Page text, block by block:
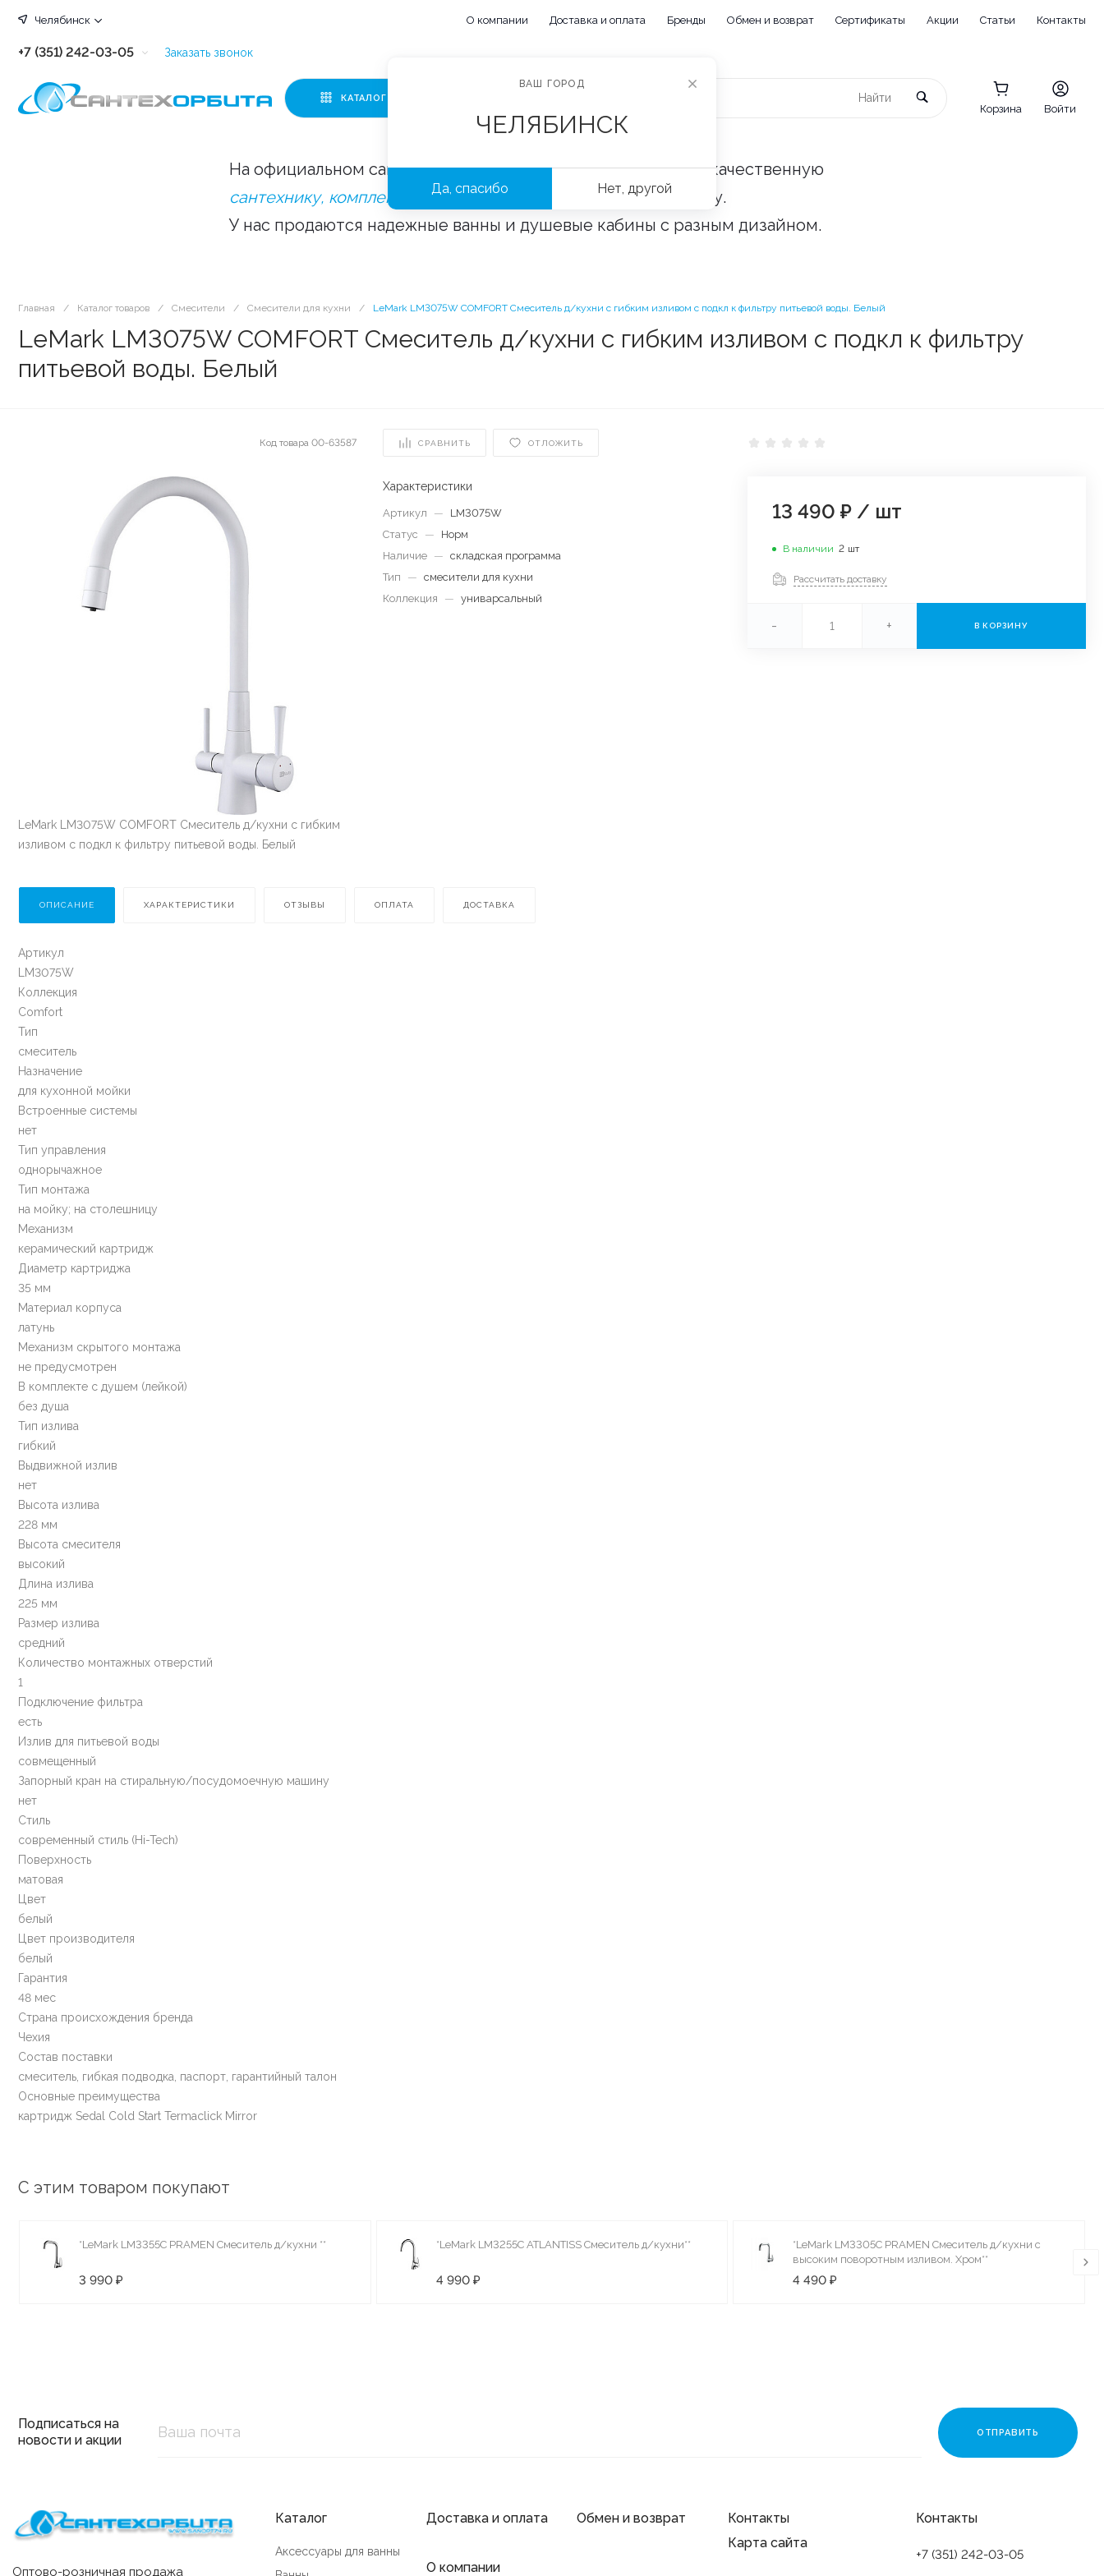
Челябинск О компании Доставка и оплата Бренды Обмен и возврат Сертификаты Акции Статьи Контакты
+7 (351) 242-03-05
+7 (351) 242-03-63
Заказать звонок
КАТАЛОГ
Корзина Войти
На официальном сайте «Сантехорбита» вы можете купить качественную
сантехнику, комплектующие и аксессуары
оптом и в розницу.
У нас продаются надежные ванны и душевые кабины с разным дизайном.
Главная / Каталог товаров / Смесители / Смесители для кухни / LeMark LM3075W COMFORT Смеситель д/кухни с гибким изливом с подкл к фильтру питьевой воды. Белый
LeMark LM3075W COMFORT Смеситель д/кухни с гибким изливом с подкл к фильтру
питьевой воды. Белый
Код товара 00-63587 СРАВНИТЬ ОТЛОЖИТЬ
LeMark LM3075W COMFORT Смеситель д/кухни с гибким
изливом с подкл к фильтру питьевой воды. Белый
Характеристики
Артикул —
LM3075W
Статус
—
Норм
Наличие
— складская программа
Тип
— смесители для кухни
Коллекция
— униварсальный
13 490 ₽ / шт
В наличии 2 шт
Рассчитать доставку
- + В КОРЗИНУ
ОПИСАНИЕ ХАРАКТЕРИСТИКИ ОТЗЫВЫ ОПЛАТА ДОСТАВКА
Артикул
LM3075W
Коллекция
Comfort
Тип
смеситель
Назначение
для кухонной мойки
Встроенные системы
нет
Тип управления
однорычажное
Тип монтажа
на мойку; на столешницу
Механизм
керамический картридж
Диаметр картриджа
35 мм
Материал корпуса
латунь
Механизм скрытого монтажа
не предусмотрен
В комплекте с душем (лейкой)
без душа
Тип излива
гибкий
Выдвижной излив
нет
Высота излива
228 мм
Высота смесителя
высокий
Длина излива
225 мм
Размер излива
средний
Количество монтажных отверстий
1
Подключение фильтра
есть
Излив для питьевой воды
совмещенный
Запорный кран на стиральную/посудомоечную машину
нет
Стиль
современный стиль (Hi-Tech)
Поверхность
матовая
Цвет
белый
Цвет производителя
белый
Гарантия
48 мес
Страна происхождения бренда
Чехия
Состав поставки
смеситель, гибкая подводка, паспорт, гарантийный талон
Основные преимущества
картридж Sedal Cold Start Termaclick Mirror
С этим товаром покупают
*LeMark LM3355C PRAMEN Смеситель д/кухни **
3 990 ₽
*LeMark LM3255C ATLANTISS Смеситель д/кухни**
4 990 ₽
*LeMark LM3305C PRAMEN Смеситель д/кухни с
высоким поворотным изливом. Хром**
4 490 ₽
Подписаться на
новости и акции
Оптово-розничная продажа
Каталог
Аксессуары для ванны
Доставка и оплата
О компании
Обмен и возврат
Контакты
Карта сайта
Контакты
+7 (351) 242-03-05
ВАШ ГОРОД
ЧЕЛЯБИНСК
Да, спасибо Нет, другой